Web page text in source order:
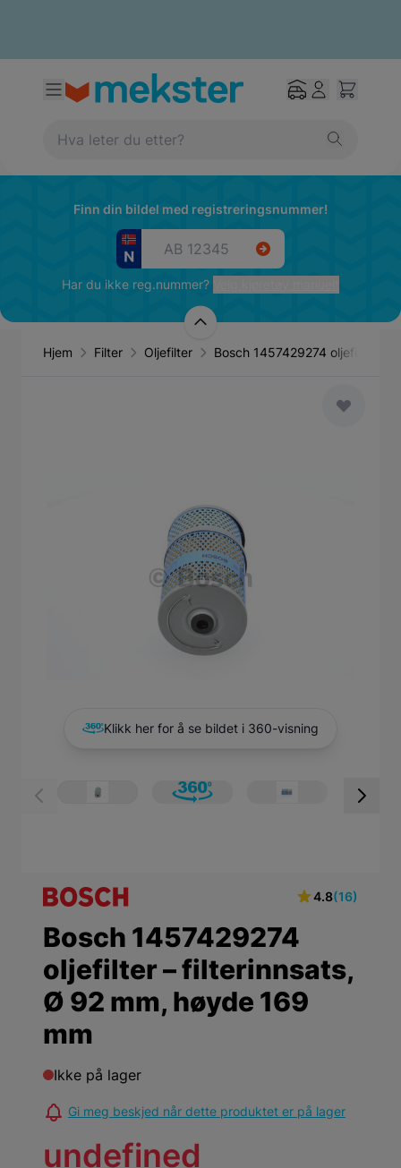
Finn din bildel med registreringsnummer!
Har du ikke reg.nummer?
Hjem Filter Oljefilter Bosch 1457429274 oljefilter –
Klikk her for å se bildet i 360-visning
View larger image
View larger image
View larger
4.8(16)
Bosch 1457429274
oljefilter – filterinnsats,
Ø 92 mm, høyde 169
mm
Ikke på lager
Gi meg beskjed når dette produktet er på lager
undefined